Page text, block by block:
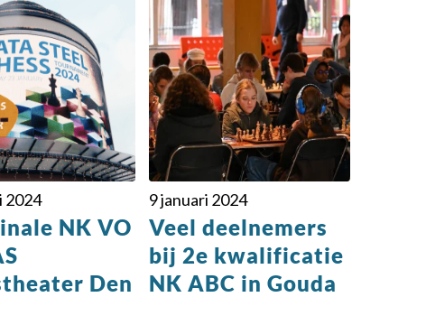
2024
NK VO
Den
9 januari 2024
Veel deelnemers
bij 2e kwalificatie
NK ABC in Gouda